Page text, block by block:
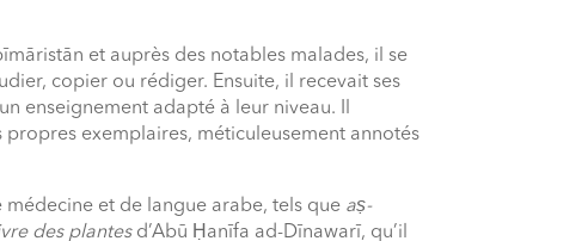
et auprès des notables malades, il se
copier ou rédiger. Ensuite, il recevait ses
enseignement adapté à leur niveau. Il
exemplaires, méticuleusement annotés
médecine et de langue arabe, tels que aṣ-
des plantesd’Abū Ḥanīfa ad-Dīnawarī, qu’il